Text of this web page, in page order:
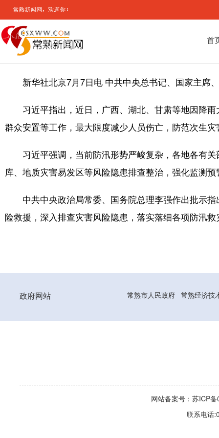
首
新华社北京7月7日电 中共中央总书记、国家主席
习近平指出，近日，广西、湖北、甘肃等地因降
群众安置等工作，最大限度减少人员伤亡，防范次生灾
习近平强调，当前防汛形势严峻复杂，各地各有
库、地质灾害易发区等风险隐患排查整治，强化监测
中共中央政治局常委、国务院总理李强作出批示
险救援，深入排查灾害风险隐患，落实落细各项防汛
政府网站 常熟市人民政府 常熟经济技
网站备案号：苏ICP
联系电话